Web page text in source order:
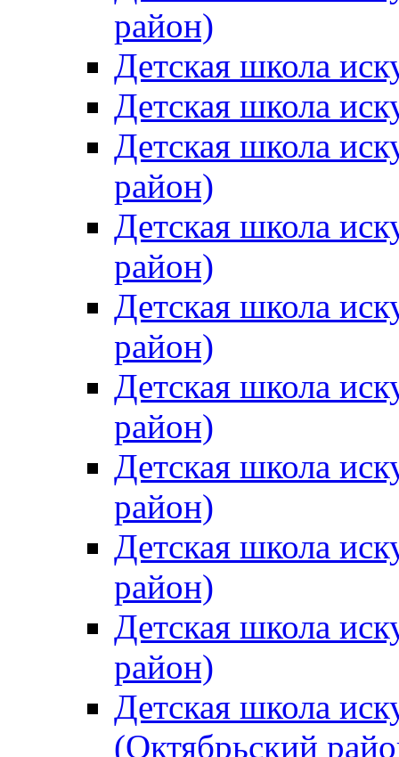
район)
Детская школа
Детская школа
Детская школа
район)
Детская школа
район)
Детская школа
район)
Детская школа
район)
Детская школа
район)
Детская школа
район)
Детская школа
район)
Детская школа
(Октябрьский